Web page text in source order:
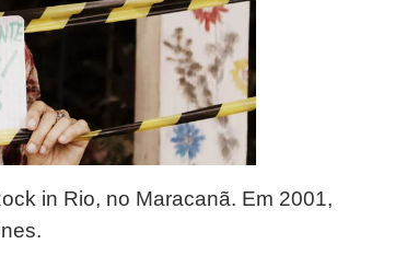
in Rio, no Maracanã. Em 2001,